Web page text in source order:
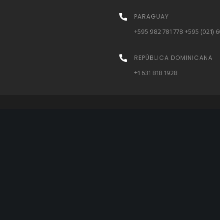
PARAGUAY
+595 982 781 778 +595 (021)
REPÚBLICA DOMINICANA
+1 631 818 1928